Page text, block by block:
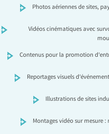
Photos aériennes de sites,
Vidéos cinématiques avec
Contenus pour la promotion
Reportages visuels
Illustrations de sites
Montages vidéo sur mesure